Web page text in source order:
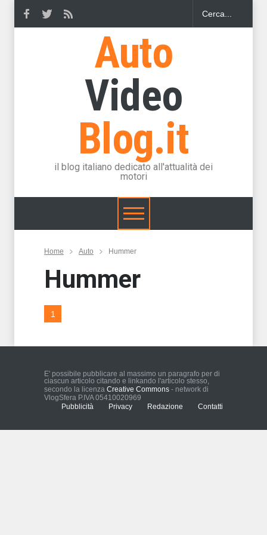
Auto
Video
Blog.it
il blog italiano dedicato all'attualità dei
motori
Home Auto Hummer
Hummer
1
E' possibile pubblicare al massimo un paragrafo per di
ciascun articolo citando e linkando l'articolo stesso,
secondo la licenza Creative Commons - network di
VlogSfera P.IVA 05410020969
Pubblicità
Privacy Redazione Contatti